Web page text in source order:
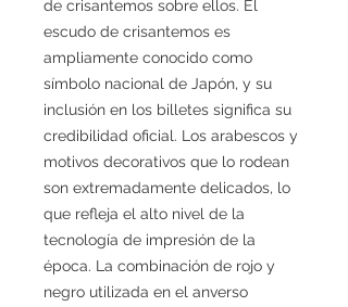
de crisantemos sobre ellos. El
escudo de crisantemos es
ampliamente conocido como
símbolo nacional de Japón, y su
inclusión en los billetes significa su
credibilidad oficial. Los arabescos y
motivos decorativos que lo rodean
son extremadamente delicados, lo
que refleja el alto nivel de la
tecnología de impresión de la
época. La combinación de rojo y
negro utilizada en el anverso